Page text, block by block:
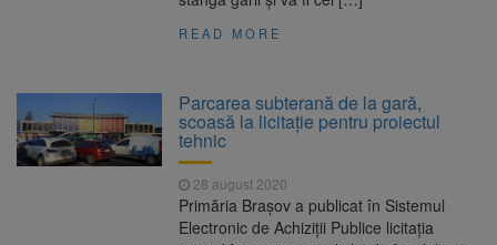
READ MORE
Parcarea subterană de la gară,
scoasă la licitație pentru proiectul
tehnic
28 august 2020
Primăria Brașov a publicat în Sistemul
Electronic de Achiziții Publice licitația